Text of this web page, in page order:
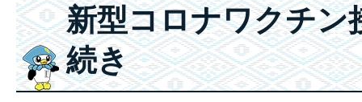
新型コロナワクチン
続き